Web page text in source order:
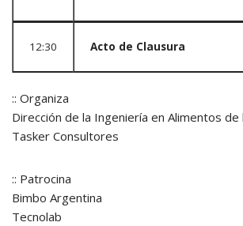
12:30 Acto de Clausura
:: Organiza
Dirección de la Ingeniería en Alimentos de
Tasker Consultores
:: Patrocina
Bimbo Argentina
Tecnolab